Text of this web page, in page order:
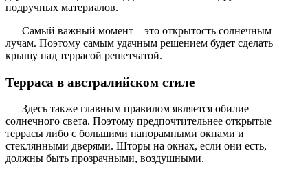
подручных материалов.
Самый важный момент – это открытость солнечным
лучам. Поэтому самым удачным решением будет сделать
крышу над террасой решетчатой.
Терраса в австралийском стиле
Здесь также главным правилом является обилие
солнечного света. Поэтому предпочтительнее открытые
террасы либо с большими панорамными окнами и
стеклянными дверями. Шторы на окнах, если они есть,
должны быть прозрачными, воздушными.